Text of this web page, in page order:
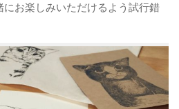
にお楽しみいただけるよう試行錯